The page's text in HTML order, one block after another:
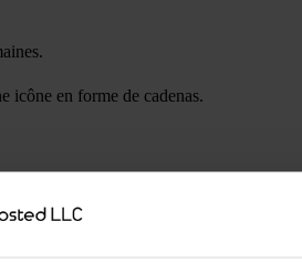
icône en forme de cadenas.
de votre site Web